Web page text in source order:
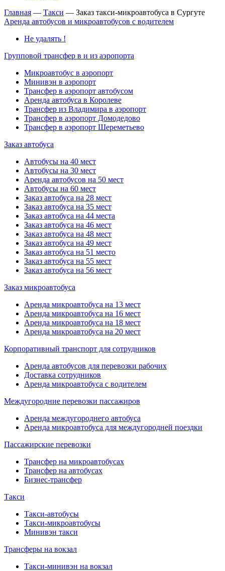
Главная — Такси — Заказ такси-микроавтобуса в Сургуте
Аренда автобусов и микроавтобусов с водителем
Не удалять !
Групповой трансфер в и из аэропорта
Микроавтобус в аэропорт
Минивэн в аэропорт
Трансфер в аэропорт автобусом
Аренда автобуса в Королеве
Трансфер из Владимира в аэропорт
Трансфер в аэропорт Домодедово
Трансфер в аэропорт Шереметьево
Заказ автобуса
Автобусы на 40 мест
Автобусы на 30 мест
Аренда автобусов на 50 мест
Автобусы на 60 мест
Заказ автобуса на 28 мест
Заказ автобуса на 35 мест
Заказ автобуса на 44 места
Заказ автобуса на 46 мест
Заказ автобуса на 48 мест
Заказ автобуса на 49 мест
Заказ автобуса на 51 место
Заказ автобуса на 55 мест
Заказ автобуса на 56 мест
Заказ микроавтобуса
Аренда микроавтобуса на 13 мест
Аренда микроавтобуса на 16 мест
Аренда микроавтобуса на 18 мест
Аренда микроавтобуса на 20 мест
Корпоративный транспорт для сотрудников
Аренда автобусов для перевозки рабочих
Доставка сотрудников
Аренда микроавтобуса с водителем
Междугородние перевозки пассажиров
Аренда междугороднего автобуса
Аренда микроавтобуса для междугородней поездки
Пассажирские перевозки
Трансфер на микроавтобусах
Трансфер на автобусах
Бизнес-трансфер
Такси
Такси-автобусы
Такси-микроавтобусы
Минивэн такси
Трансферы на вокзал
Такси-минивэн на вокзал